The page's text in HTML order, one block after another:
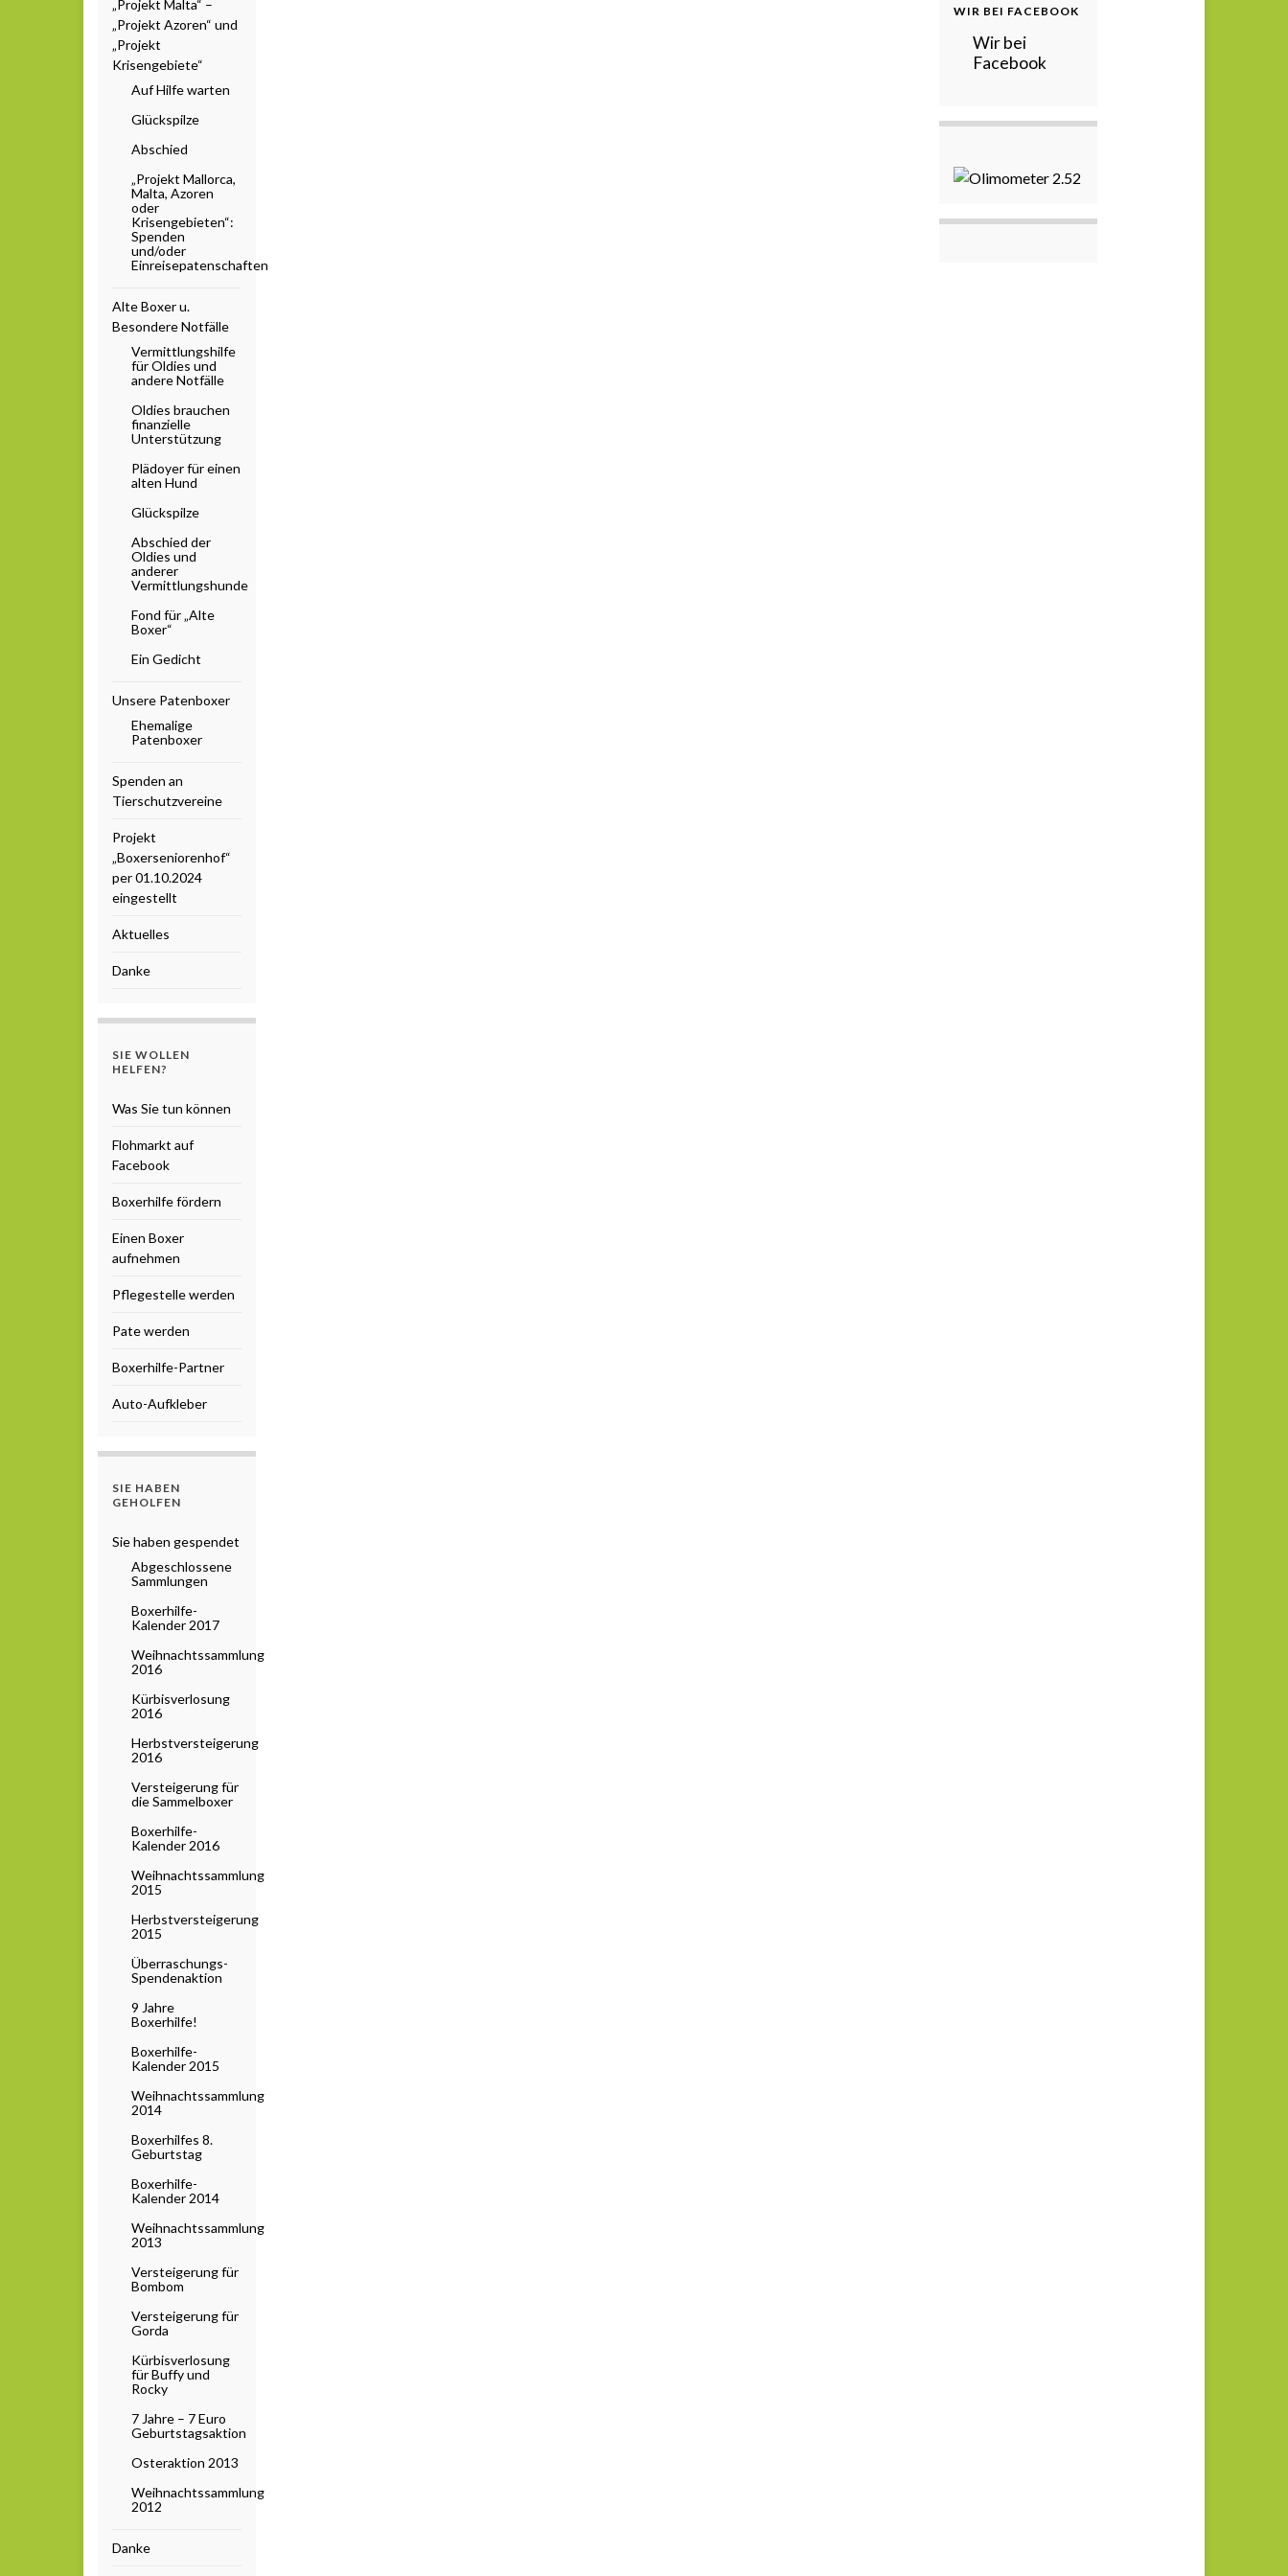
„Projekt Malta“ –
„Projekt Azoren“ und
„Projekt
Krisengebiete“
Auf Hilfe warten
Glückspilze
Abschied
„Projekt Mallorca,
Malta, Azoren
oder
Krisengebieten“:
Spenden
und/oder
Einreisepatenschaften
Alte Boxer u.
Besondere Notfälle
Vermittlungshilfe
für Oldies und
andere Notfälle
Oldies brauchen
finanzielle
Unterstützung
Plädoyer für einen
alten Hund
Glückspilze
Abschied der
Oldies und
anderer
Vermittlungshunde
Fond für „Alte
Boxer“
Ein Gedicht
Unsere Patenboxer
Ehemalige
Patenboxer
Spenden an
Tierschutzvereine
Projekt
„Boxerseniorenhof“
per 01.10.2024
eingestellt
Aktuelles
Danke
SIE WOLLEN
HELFEN?
Was Sie tun können
Flohmarkt auf
Facebook
Boxerhilfe fördern
Einen Boxer
aufnehmen
Pflegestelle werden
Pate werden
Boxerhilfe-Partner
Auto-Aufkleber
SIE HABEN
GEHOLFEN
Sie haben gespendet
Abgeschlossene
Sammlungen
Boxerhilfe-
Kalender 2017
Weihnachtssammlung
2016
Kürbisverlosung
2016
Herbstversteigerung
2016
Versteigerung für
die Sammelboxer
Boxerhilfe-
Kalender 2016
Weihnachtssammlung
2015
Herbstversteigerung
2015
Überraschungs-
Spendenaktion
9 Jahre
Boxerhilfe!
Boxerhilfe-
Kalender 2015
Weihnachtssammlung
2014
Boxerhilfes 8.
Geburtstag
Boxerhilfe-
Kalender 2014
Weihnachtssammlung
2013
Versteigerung für
Bombom
Versteigerung für
Gorda
Kürbisverlosung
für Buffy und
Rocky
7 Jahre – 7 Euro
Geburtstagsaktion
Osteraktion 2013
Weihnachtssammlung
2012
Danke
WIR BEI FACEBOOK
Wir bei
Facebook